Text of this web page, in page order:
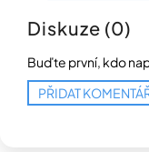
Diskuze (0)
Buďte první, kdo
PŘIDAT